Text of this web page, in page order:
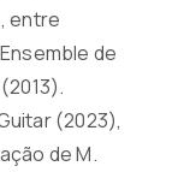
entre
de
(2023),
de M.